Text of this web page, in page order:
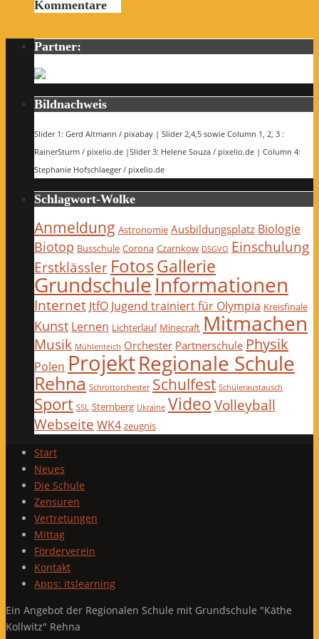
Kommentare
Partner:
Bildnachweis
Slider 1: Gerd Altmann / pixabay | Slider 2,4,5 sowie Column 1, 2, 3 :
RainerSturm / pixelio.de |Slider 3: Helene Souza / pixelio.de | Column 4:
Stephanie Hofschlaeger / pixelio.de
Schlagwort-Wolke
Anmeldung Astronomie Ausbildungsplatz Biologie
Biotop Busschule Corona Czarnkow DSGVO Einschulung
Erstklässler FotosGallerie
GrundschuleInformationen
Internet JtfO Jugend trainiert für Olympia Kreisfinale
Kunst Lernen Lichterlauf Minecraft Mitmachen
Musik Mühlenteich Orchester Partnerschule Physik
Polen ProjektRegionale Schule
Rehna Schrottorchester Schulfest Schüleraustausch
Sport SSL Sternberg Ukraine VideoVolleyball
Webseite WK4 zeugnis
Start
Neues
Die Schule
Zensuren
Vertretungen
Mittag
Förderverein
Kontakt
Apps: itslearning
Ein Angebot der Regionalen Schule mit Grundschule "Käthe
Kollwitz" Rehna